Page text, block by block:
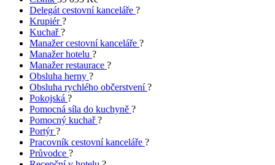
Delegát cestovní kanceláře ?
Krupiér?
Kuchař?
Manažer cestovní kanceláře ?
Manažer hotelu ?
Manažer restaurace ?
Obsluha herny ?
Obsluha rychlého občerstvení?
Pokojská ?
Pomocná síla do kuchyně ?
Pomocný kuchař?
Portýr?
Pracovník cestovní kanceláře ?
Průvodce ?